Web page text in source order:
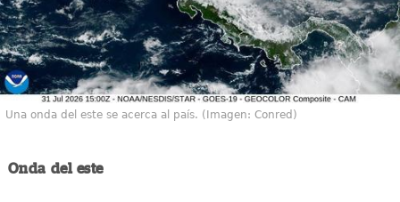
Una onda del este se acerca al país. (Imagen: Conred)
Onda del este